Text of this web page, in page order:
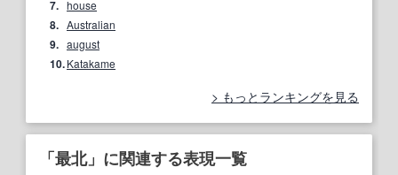
7. house
8. Australian
9. august
10.Katakame
もっとランキングを見る
「最北」に関連する表現一覧